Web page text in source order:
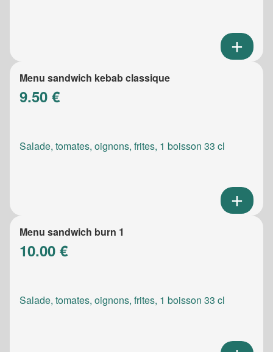
Menu sandwich kebab classique
9.50 €
Salade, tomates, oignons, frites, 1 boisson 33 cl
Menu sandwich burn 1
10.00 €
Salade, tomates, oignons, frites, 1 boisson 33 cl